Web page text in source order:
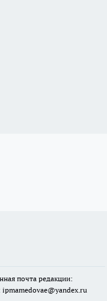
почта редакции: